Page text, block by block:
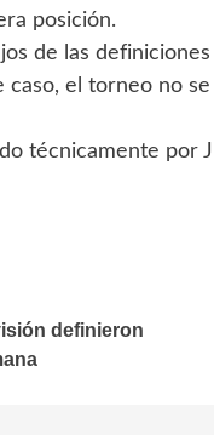
posición.
de las
el torneo no
técnicamente por
definieron